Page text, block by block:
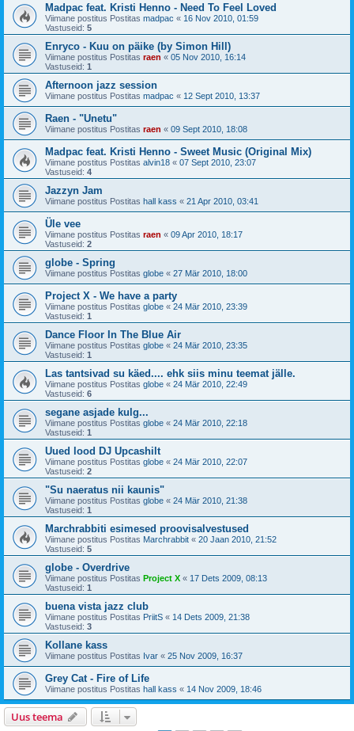
Madpac feat. Kristi Henno - Need To Feel Loved
Viimane postitus Postitas madpac « 16 Nov 2010, 01:59
Vastuseid: 5
Enryco - Kuu on päike (by Simon Hill)
Viimane postitus Postitas raen « 05 Nov 2010, 16:14
Vastuseid: 1
Afternoon jazz session
Viimane postitus Postitas madpac « 12 Sept 2010, 13:37
Raen - "Unetu"
Viimane postitus Postitas raen « 09 Sept 2010, 18:08
Madpac feat. Kristi Henno - Sweet Music (Original Mix)
Viimane postitus Postitas alvin18 « 07 Sept 2010, 23:07
Vastuseid: 4
Jazzyn Jam
Viimane postitus Postitas hall kass « 21 Apr 2010, 03:41
Üle vee
Viimane postitus Postitas raen « 09 Apr 2010, 18:17
Vastuseid: 2
globe - Spring
Viimane postitus Postitas globe « 27 Mär 2010, 18:00
Project X - We have a party
Viimane postitus Postitas globe « 24 Mär 2010, 23:39
Vastuseid: 1
Dance Floor In The Blue Air
Viimane postitus Postitas globe « 24 Mär 2010, 23:35
Vastuseid: 1
Las tantsivad su käed.... ehk siis minu teemat jälle.
Viimane postitus Postitas globe « 24 Mär 2010, 22:49
Vastuseid: 6
segane asjade kulg...
Viimane postitus Postitas globe « 24 Mär 2010, 22:18
Vastuseid: 1
Uued lood DJ Upcashilt
Viimane postitus Postitas globe « 24 Mär 2010, 22:07
Vastuseid: 2
"Su naeratus nii kaunis"
Viimane postitus Postitas globe « 24 Mär 2010, 21:38
Vastuseid: 1
Marchrabbiti esimesed proovisalvestused
Viimane postitus Postitas Marchrabbit « 20 Jaan 2010, 21:52
Vastuseid: 5
globe - Overdrive
Viimane postitus Postitas Project X « 17 Dets 2009, 08:13
Vastuseid: 1
buena vista jazz club
Viimane postitus Postitas PriitS « 14 Dets 2009, 21:38
Vastuseid: 3
Kollane kass
Viimane postitus Postitas Ivar « 25 Nov 2009, 16:37
Grey Cat - Fire of Life
Viimane postitus Postitas hall kass « 14 Nov 2009, 18:46
Uus teema